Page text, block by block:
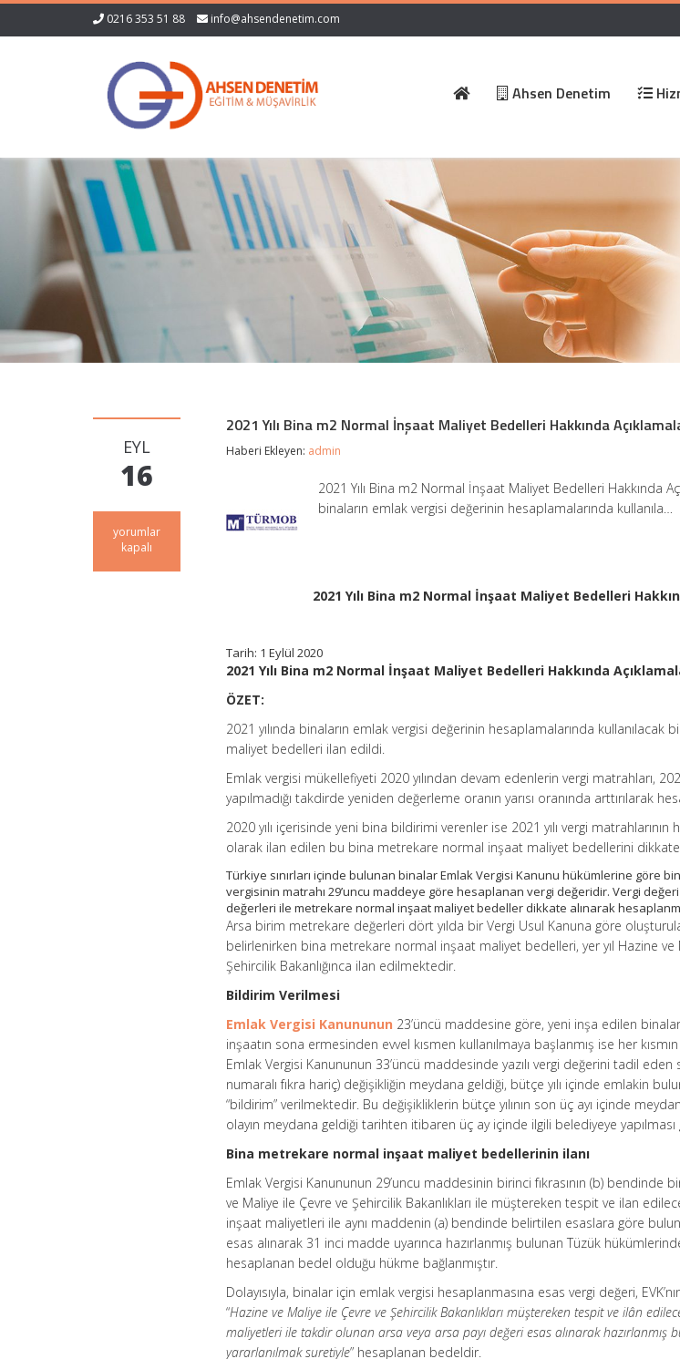
0216 353 51 88 info@ahsendenetim.com
Ahsen Denetim
EYL
16
2021
Yılı
yorumlar
kapalı
2021 Yılı Bina m2 Normal İnşaat Maliyet Bedelleri Hakkında
Haberi Ekleyen: admin
2021 Yılı Bina m2 Normal İnşaat Maliyet Bedelleri Hakkında
binaların emlak vergisi değerinin hesaplamalarında kullanıla…
2021 Yılı Bina m2 Normal İnşaat Maliyet Bedelleri
Tarih: 1 Eylül 2020
2021 Yılı Bina m2 Normal İnşaat Maliyet Bedelleri Hakkında
ÖZET:
2021 yılında binaların emlak vergisi değerinin hesaplamalarında
maliyet bedelleri ilan edildi.
Emlak vergisi mükellefiyeti 2020 yılından devam edenlerin vergi matrahları,
yapılmadığı takdirde yeniden değerleme oranın yarısı oranında arttırılarak
2020 yılı içerisinde yeni bina bildirimi verenler ise 2021 yılı vergi matrahlarının
olarak ilan edilen bu bina metrekare normal inşaat maliyet bedellerini dikkate
Türkiye sınırları içinde bulunan binalar Emlak Vergisi Kanunu hükümlerine göre
vergisinin matrahı 29’uncu maddeye göre hesaplanan vergi değeridir. Vergi
değerleri ile metrekare normal inşaat maliyet bedeller dikkate alınarak
Arsa birim metrekare değerleri dört yılda bir Vergi Usul Kanuna göre
belirlenirken bina metrekare normal inşaat maliyet bedelleri, yer yıl Hazine ve
Şehircilik Bakanlığınca ilan edilmektedir.
Bildirim Verilmesi
Emlak Vergisi Kanununun 23’üncü maddesine göre, yeni inşa edilen
inşaatın sona ermesinden evvel kısmen kullanılmaya başlanmış ise her kısmın
Emlak Vergisi Kanununun 33’üncü maddesinde yazılı vergi değerini tadil
numaralı fıkra hariç) değişikliğin meydana geldiği, bütçe yılı içinde emlakin
“bildirim” verilmektedir. Bu değişikliklerin bütçe yılının son üç ayı içinde
olayın meydana geldiği tarihten itibaren üç ay içinde ilgili belediyeye
Bina metrekare normal inşaat maliyet bedellerinin ilanı
Emlak Vergisi Kanununun 29’uncu maddesinin birinci fıkrasının (b) bendinde
ve Maliye ile Çevre ve Şehircilik Bakanlıkları ile müştereken tespit ve ilan
inşaat maliyetleri ile aynı maddenin (a) bendinde belirtilen esaslara göre
esas alınarak 31 inci madde uyarınca hazırlanmış bulunan Tüzük
hesaplanan bedel olduğu hükme bağlanmıştır.
Dolayısıyla, binalar için emlak vergisi hesaplanmasına esas vergi değeri,
“Hazine ve Maliye ile Çevre ve Şehircilik Bakanlıkları müştereken tespit ve ilân
maliyetleri ile takdir olunan arsa veya arsa payı değeri esas alınarak hazırlanmış
yararlanılmak suretiyle” hesaplanan bedeldir.